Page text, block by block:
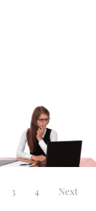
3 4 Next